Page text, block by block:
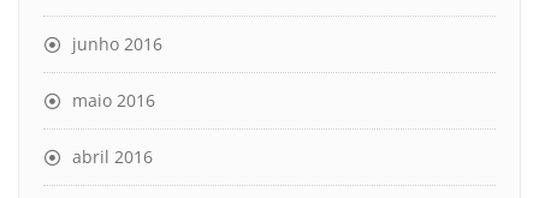
junho 2016
maio 2016
abril 2016